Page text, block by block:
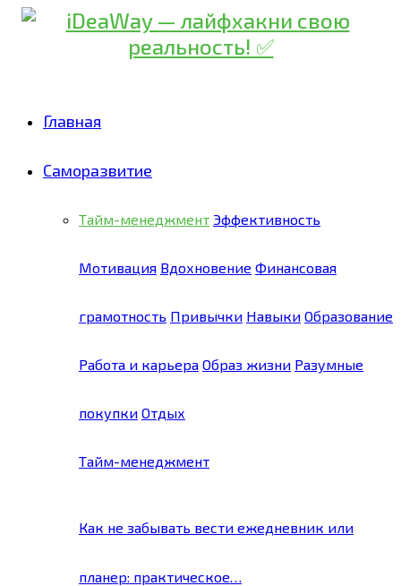
Главная
Саморазвитие
Тайм-менеджмент Эффективность
Мотивация Вдохновение Финансовая
грамотность Привычки Навыки Образование
Работа и карьера Образ жизни Разумные
покупки Отдых
Тайм-менеджмент
Как не забывать вести ежедневник или
планер: практическое…